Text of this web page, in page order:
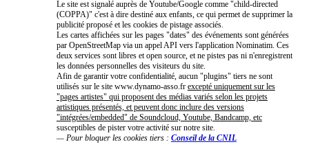
Le site est signalé auprès de Youtube/Google comme "child-directed
(COPPA)" c'est à dire destiné aux enfants, ce qui permet de supprimer la
publicité proposé et les cookies de pistage associés.
Les cartes affichées sur les pages "dates" des événements sont générées
par OpenStreetMap via un appel API vers l'application Nominatim. Ces
deux services sont libres et open source, et ne pistes pas ni n'enregistrent
les données personnelles des visiteurs du site.
Afin de garantir votre confidentialité, aucun "plugins" tiers ne sont
utilisés sur le site www.dynamo-asso.fr excepté uniquement sur les
"pages artistes" qui proposent des médias variés selon les projets
artistiques présentés, et peuvent donc inclure des versions
"intégrées/embedded" de Soundcloud, Youtube, Bandcamp, etc
susceptibles de pister votre activité sur notre site.
— Pour bloquer les cookies tiers : Conseil de la CNIL